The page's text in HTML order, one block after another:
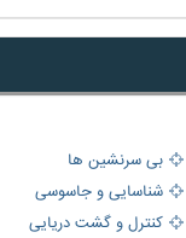
بی سرنشین ها
شناسایی و جاسوسی
کنترل و گشت دریایی